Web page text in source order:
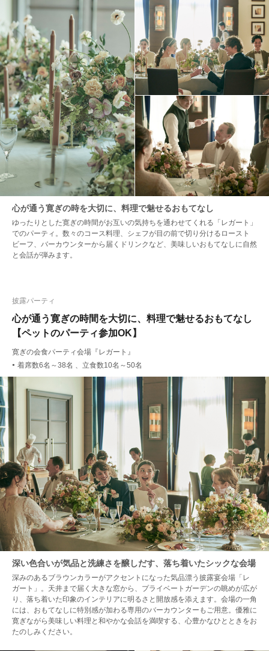
心が通う寛ぎの時を大切に、料理で魅せるおもてなし
ゆったりとした寛ぎの時間がお互いの気持ちを通わせてくれる「レガート」
でのパーティ。数々のコース料理、シェフが目の前で切り分けるロースト
ビーフ、バーカウンターから届くドリンクなど、美味しいおもてなしに自然
と会話が弾みます。
心が通う寛ぎの時間を大切に、料理で魅せるおもてなし
【ペットのパーティ参加OK】
披露パーティ
寛ぎの会食パーティ会場『レガート』
● 着席数6名～38名 、立食数10名～50名
深い色合いが気品と洗練さを醸しだす、落ち着いたシックな会場
深みのあるブラウンカラーがアクセントになった気品漂う披露宴会場「レ
ガート」。天井まで届く大きな窓から、プライベートガーデンの眺めが広が
り、落ち着いた印象のインテリアに明るさと開放感を添えます。会場の一角
には、おもてなしに特別感が加わる専用のバーカウンターもご用意。優雅に
寛ぎながら美味しい料理と和やかな会話を満喫する、心豊かなひとときをお
たのしみください。